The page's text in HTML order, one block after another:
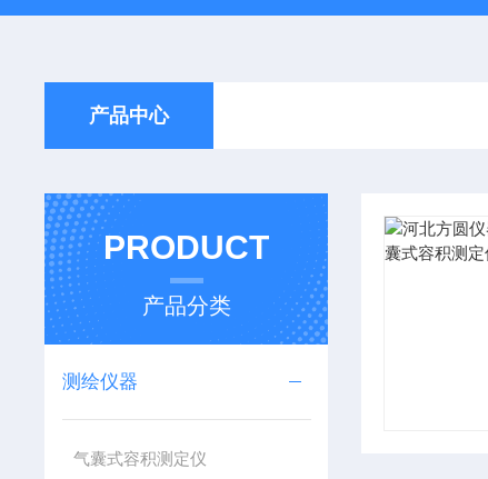
产品中心
PRODUCT
产品分类
测绘仪器
气囊式容积测定仪